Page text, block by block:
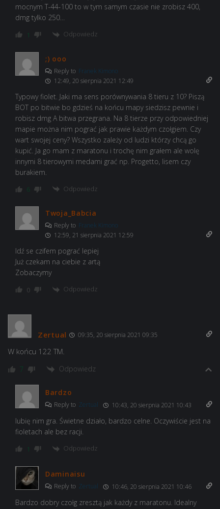
mocnym T-44-100 to w tym samym czasie nie zrobisz 400,
dmg tylko 250…
1 Odpowiedz
;) ooo
Reply to Franek Kimono
12:49, 20 sierpnia 2021 12:49
Typowy fiolet. Jaki ma sens porównywania 8 tieru z 10? Piszą
BOT po bitwie bo gdzieś na końcu mapy siedzisz pewnie i
robisz dmg A bitwa przegrana. Na 8 tierze przy odpowiedniej
mapie można nim pograć jak prawie każdym czołgiem. Czy
wart swojej ceny? Wszystko zależy od ludzi którzy chcą go
kupić. Ja go mam z maratonu i trochę nim grałem ale wolę
innymi 8 tierowymi medami grać np. Progetto, lisem czy
burakiem.
6 Odpowiedz
Twoja_Babcia
Reply to Franek Kimono
12:59, 21 sierpnia 2021 12:59
Idź se czifem pograć lepiej
Już czekam na ciebie z artą
Zobaczymy
0 Odpowiedz
Zertual 09:35, 20 sierpnia 2021 09:35
W końcu 122 TM.
7 Odpowiedz
Bardzo
Reply to Zertual 10:43, 20 sierpnia 2021 10:43
lubię nim gra. Świetne działo, bardzo celne. Oczywiście jest na
fioletach ale bez racji.
1 Odpowiedz
Daminaisu
Reply to Zertual 10:46, 20 sierpnia 2021 10:46
Bardzo dobry czołg zresztą jak każdy z maratonu. Idealny